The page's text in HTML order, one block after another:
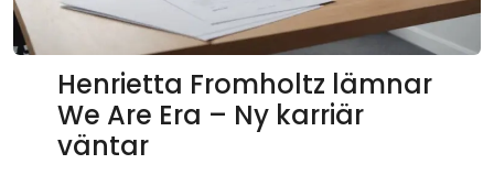
Henrietta Fromholtz lämnar
We Are Era – Ny karriär
väntar